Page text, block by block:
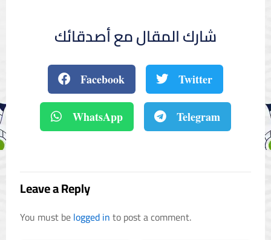
شارك المقال مع أصدقائك
Facebook Twitter
WhatsApp Telegram
Leave a Reply
You must belogged into post a comment.